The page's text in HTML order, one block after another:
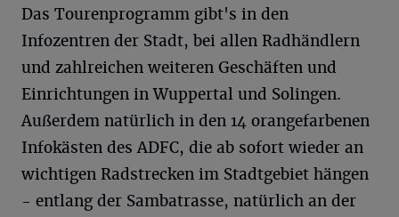
Das Tourenprogramm gibt's in den
Infozentren der Stadt, bei allen Radhändlern
und zahlreichen weiteren Geschäften und
Einrichtungen in Wuppertal und Solingen.
Außerdem natürlich in den 14 orangefarbenen
Infokästen des ADFC, die ab sofort wieder an
wichtigen Radstrecken im Stadtgebiet hängen
- entlang der Sambatrasse, natürlich an der